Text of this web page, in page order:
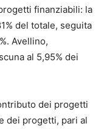
finanziabili: la
del totale, seguita
Avellino,
al 5,95% dei
dei progetti
dei progetti, pari al